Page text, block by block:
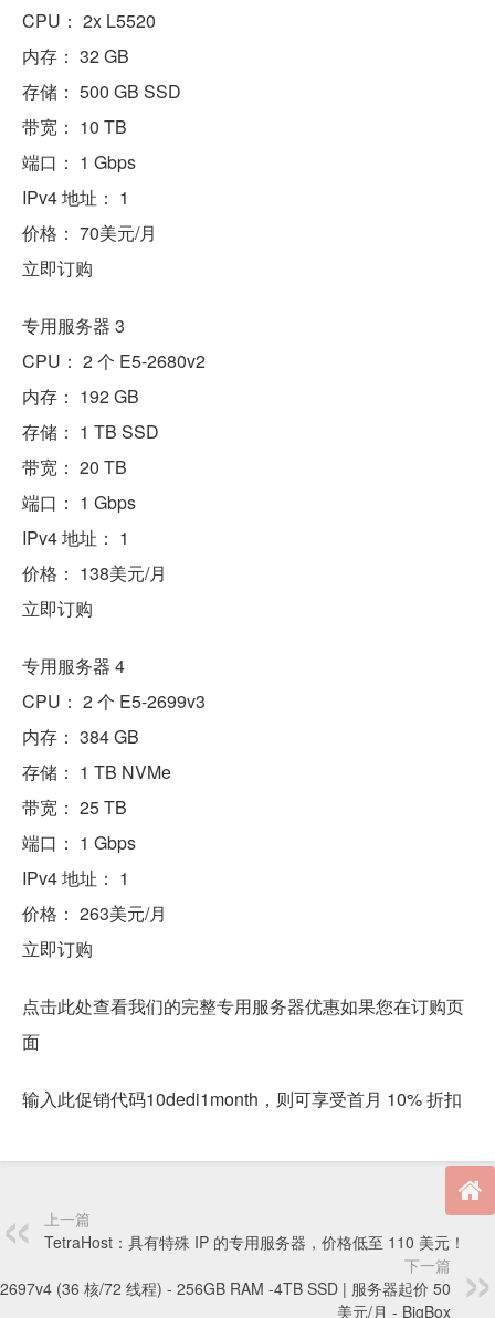
CPU： 2x L5520
内存： 32 GB
存储： 500 GB SSD
带宽： 10 TB
端口： 1 Gbps
IPv4 地址： 1
价格： 70美元/月
立即订购
专用服务器 3
CPU： 2 个 E5-2680v2
内存： 192 GB
存储： 1 TB SSD
带宽： 20 TB
端口： 1 Gbps
IPv4 地址： 1
价格： 138美元/月
立即订购
专用服务器 4
CPU： 2 个 E5-2699v3
内存： 384 GB
存储： 1 TB NVMe
带宽： 25 TB
端口： 1 Gbps
IPv4 地址： 1
价格： 263美元/月
立即订购
点击此处查看我们的完整专用服务器优惠如果您在订购页
面
输入此促销代码10dedi1month，则可享受首月 10% 折扣
上一篇
TetraHost：具有特殊 IP 的专用服务器，价格低至 110 美元！
下一篇
(36 核/72 线程) - 256GB RAM -4TB SSD | 服务器起价 50
美元/月 - BigBox